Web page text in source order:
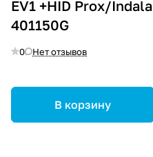
EV1 +HID Prox/Indala
401150G
0 Нет отзывов
В корзину